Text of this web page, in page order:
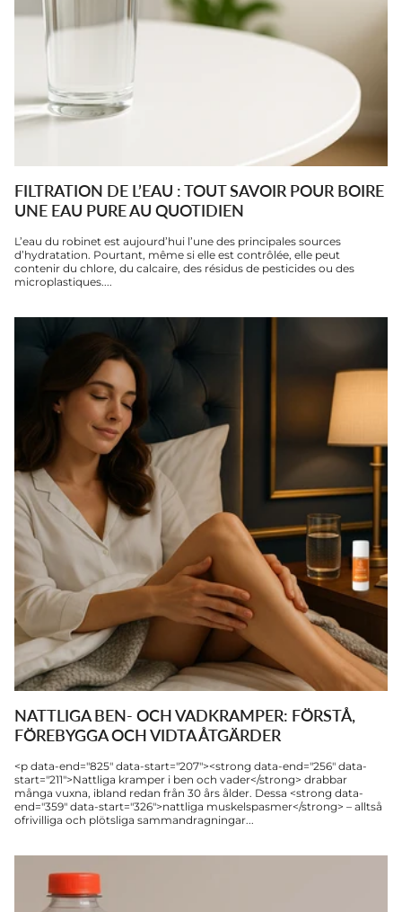
FILTRATION DE L’EAU : TOUT SAVOIR POUR BOIRE
UNE EAU PURE AU QUOTIDIEN
L’eau du robinet est aujourd’hui l’une des principales sources
d’hydratation. Pourtant, même si elle est contrôlée, elle peut
contenir du chlore, du calcaire, des résidus de pesticides ou des
microplastiques....
NATTLIGA BEN- OCH VADKRAMPER: FÖRSTÅ,
FÖREBYGGA OCH VIDTA ÅTGÄRDER
<p data-end="825" data-start="207"><strong data-end="256" data-
start="211">Nattliga kramper i ben och vader</strong> drabbar
många vuxna, ibland redan från 30 års ålder. Dessa <strong data-
end="359" data-start="326">nattliga muskelspasmer</strong> – alltså
ofrivilliga och plötsliga sammandragningar...